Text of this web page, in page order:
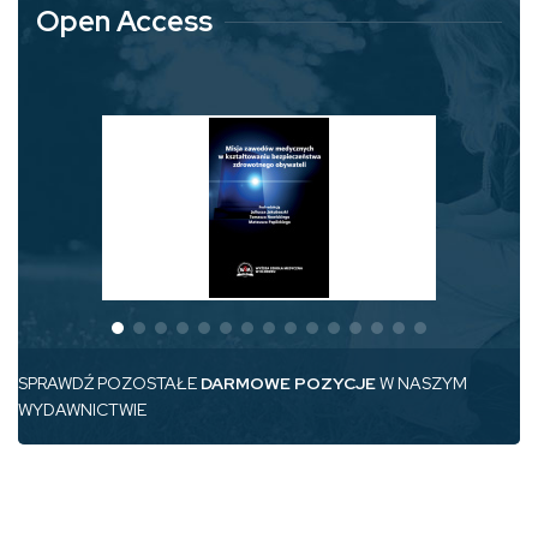
Open Access
SPRAWDŹ POZOSTAŁE DARMOWE POZYCJEW NASZYM
WYDAWNICTWIE